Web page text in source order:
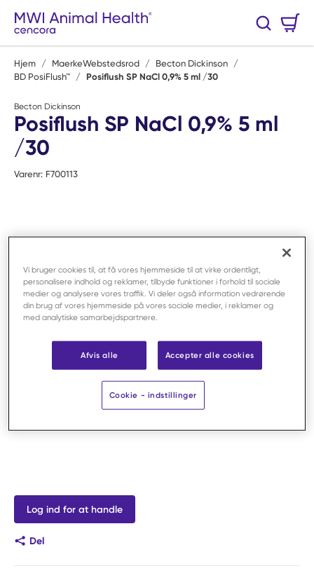
Spring til hovedindhold
Søg
Hjem / MaerkeWebstedsrod / Becton Dickinson /
BD PosiFlush™ / Posiflush SP NaCl 0,9% 5 ml /30
Becton Dickinson
Posiflush SP NaCl 0,9% 5 ml
/30
Varenr: F700113
Log ind for at handle
Del
Vi bruger cookies til, at få vores hjemmeside til at virke ordentligt,
personalisere indhold og reklamer, tilbyde funktioner i forhold til sociale
medier og analysere vores traffik. Vi deler også information vedrørende
din brug af vores hjemmeside på vores sociale medier, i reklamer og
med analytiske samarbejdspartnere.
Afvis alle Accepter alle cookies
Cookie - indstillinger